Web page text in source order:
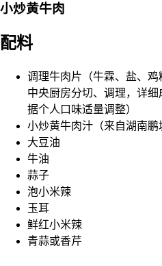
小炒黄牛肉
配料
调理牛肉片（牛霖、盐、
中央厨房分切、调理，详
据个人口味适量调整）
小炒黄牛肉汁（来自湖南鹏
大豆油
牛油
蒜子
泡小米辣
玉耳
鲜红小米辣
青蒜或香芹